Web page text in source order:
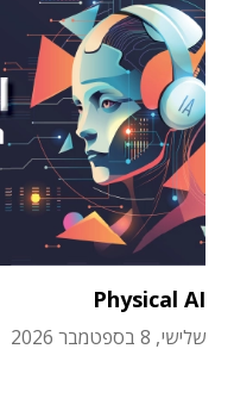
Physical AI
שלישי, 8 בספטמבר 2026